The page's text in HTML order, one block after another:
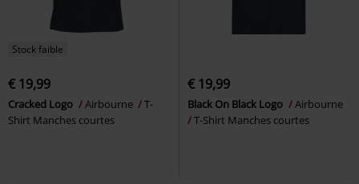
Stock faible
€ 19,99
Cracked Logo Airbourne
T-
Shirt Manches courtes
€ 19,99
Black On Black Logo
Airbourne
T-Shirt Manches courtes